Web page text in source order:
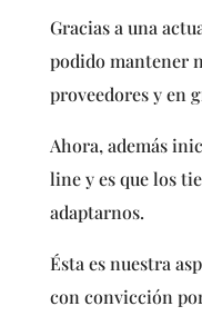
Gracias a una
podido mantener
proveedores y en
Ahora, además
line y es que los
adaptarnos.
Ésta es nuestra
con convicción